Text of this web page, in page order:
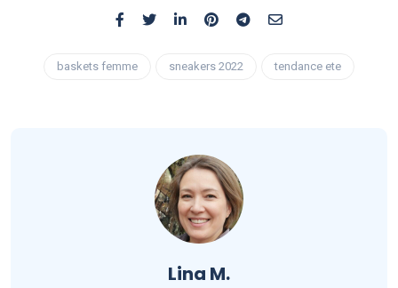
baskets femme sneakers 2022 tendance ete
Lina M.